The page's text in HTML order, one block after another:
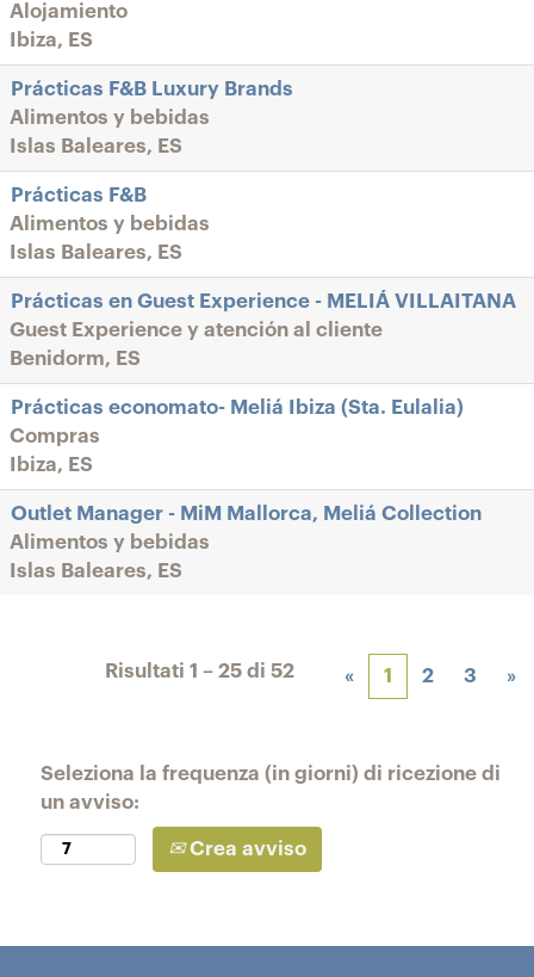
Alojamiento
Ibiza, ES
Prácticas F&B Luxury Brands
Alimentos y bebidas
Islas Baleares, ES
Prácticas F&B
Alimentos y bebidas
Islas Baleares, ES
Prácticas en Guest Experience - MELIÁ VILLAITANA
Guest Experience y atención al cliente
Benidorm, ES
Prácticas economato- Meliá Ibiza (Sta. Eulalia)
Compras
Ibiza, ES
Outlet Manager - MiM Mallorca, Meliá Collection
Alimentos y bebidas
Islas Baleares, ES
Risultati 1 – 25 di 52 « 1 2 3 »
Seleziona la frequenza (in giorni) di ricezione di
un avviso:
Crea avviso